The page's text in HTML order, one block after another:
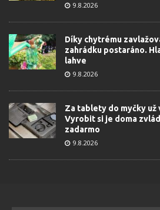
9.8.2026
Díky chytrému
zahrádku postaráno.
lahve
9.8.2026
Za tablety do myčky už
Vyrobit si je doma
zadarmo
9.8.2026